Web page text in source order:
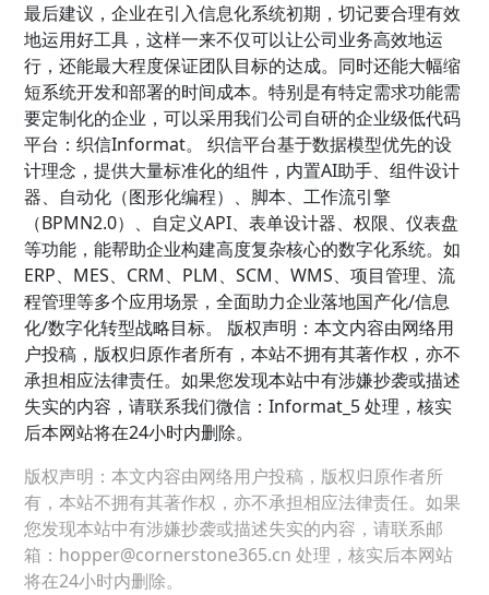
最后建议，企业在引入信息化系统初期，切记要合理有效
地运用好工具，这样一来不仅可以让公司业务高效地运
行，还能最大程度保证团队目标的达成。同时还能大幅缩
短系统开发和部署的时间成本。特别是有特定需求功能需
要定制化的企业，可以采用我们公司自研的企业级低代码
平台：织信Informat。 织信平台基于数据模型优先的设
计理念，提供大量标准化的组件，内置AI助手、组件设计
器、自动化（图形化编程）、脚本、工作流引擎
（BPMN2.0）、自定义API、表单设计器、权限、仪表盘
等功能，能帮助企业构建高度复杂核心的数字化系统。如
ERP、MES、CRM、PLM、SCM、WMS、项目管理、流
程管理等多个应用场景，全面助力企业落地国产化/信息
化/数字化转型战略目标。 版权声明：本文内容由网络用
户投稿，版权归原作者所有，本站不拥有其著作权，亦不
承担相应法律责任。如果您发现本站中有涉嫌抄袭或描述
失实的内容，请联系我们微信：Informat_5 处理，核实
后本网站将在24小时内删除。
版权声明：本文内容由网络用户投稿，版权归原作者所
有，本站不拥有其著作权，亦不承担相应法律责任。如果
您发现本站中有涉嫌抄袭或描述失实的内容，请联系邮
箱：hopper@cornerstone365.cn 处理，核实后本网站
将在24小时内删除。